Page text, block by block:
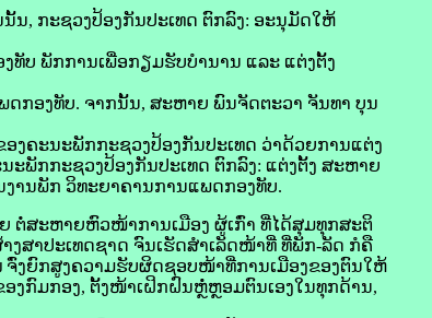
ນ, ກະຊວງປ້ອງກັນປະເທດ ຕົກລົງ: ອະນຸມັດໃຫ້
ທັບ ພັກການເພື່ອກຽມຮັບບຳນານ ແລະ ແຕ່ງຕັ້ງ
ກອງທັບ. ຈາກນັ້ນ, ສະຫາຍ ພົນຈັດຕະວາ ຈັນທາ ບຸນ
ງຄະນະພັກກະຊວງປ້ອງກັນປະເທດ ວ່າດ້ວຍການແຕ່ງ
ພັກກະຊວງປ້ອງກັນປະເທດ ຕົກລົງ: ແຕ່ງຕັ້ງ ສະຫາຍ
ານພັກ ວິທະຍາຄານການແພດກອງທັບ.
ຕໍ່ສະຫາຍຫົວໜ້າການເມືອງ ຜູ້ເກົ່າ ທີ່ໄດ້ສຸມທຸກສະຕິ
ສາປະເທດຊາດ ຈົນເຮັດສຳເລັດໜ້າທີ່ ທີ່ພັກ-ລັດ ກໍຄື
ງຍົກສູງຄວາມຮັບຜິດຊອບໜ້າທີ່ການເມືອງຂອງຕົນໃຫ້
ອງກົມກອງ, ຕັ້ງໜ້າເຝິກຝົນຫຼໍ່ຫຼອມຕົນເອງໃນທຸກດ້ານ,